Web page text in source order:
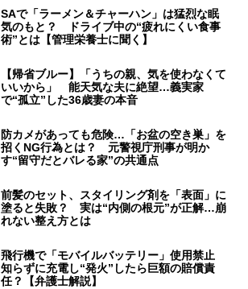
SAで「ラーメン＆チャーハン」は猛烈な眠
気のもと？ ドライブ中の“疲れにくい食事
術”とは【管理栄養士に聞く】
【帰省ブルー】「うちの親、気を使わなくて
いいから」 能天気な夫に絶望…義実家
で“孤立”した36歳妻の本音
防カメがあっても危険…「お盆の空き巣」を
招くNG行為とは？ 元警視庁刑事が明か
す“留守だとバレる家”の共通点
前髪のセット、スタイリング剤を「表面」に
塗ると失敗？ 実は“内側の根元”が正解…崩
れない整え方とは
飛行機で「モバイルバッテリー」使用禁止
知らずに充電し“発火”したら巨額の賠償責
任？【弁護士解説】